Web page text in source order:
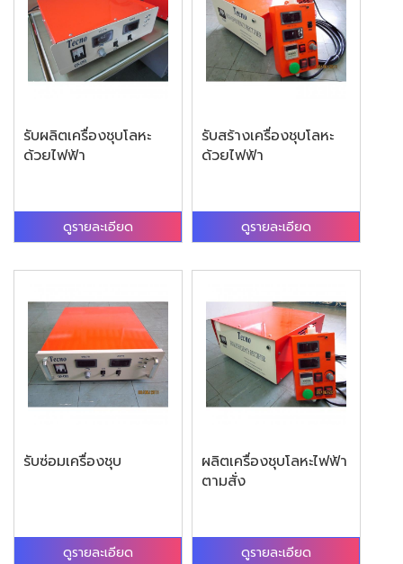
รับผลิตเครื่องชุบโลหะ
ด้วยไฟฟ้า
ดูรายละเอียด
รับสร้างเครื่องชุบโลหะ
ด้วยไฟฟ้า
ดูรายละเอียด
รับซ่อมเครื่องชุบ
ดูรายละเอียด
ผลิตเครื่องชุบโลหะไฟฟ้า
ตามสั่ง
ดูรายละเอียด